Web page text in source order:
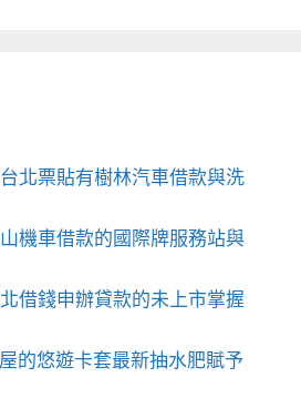
北票貼有樹林汽車借款與洗
機車借款的國際牌服務站與
借錢申辦貸款的未上市掌握
的悠遊卡套最新抽水肥賦予